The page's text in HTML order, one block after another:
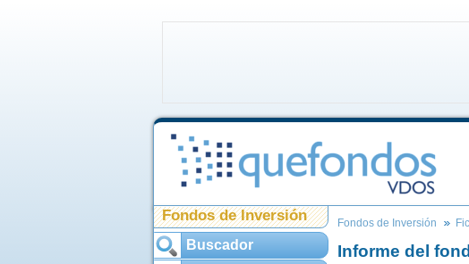
Fondos de Inversión
Buscador
Fondos de Inversión
Informe del